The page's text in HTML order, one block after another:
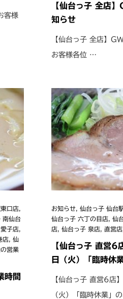
客様
【仙台っ子 全店
知らせ
【仙台っ子 全店】
お客様各位 …
口店,
南仙台
子店,
店, 仙
営業
時間
お知らせ, 仙台っ子 仙台
仙台っ子 六丁の目店, 仙
店, 仙台っ子 泉店, 直営店,
【仙台っ子 直営
日（火）「臨時休
【仙台っ子 直営6
（火）「臨時休業」